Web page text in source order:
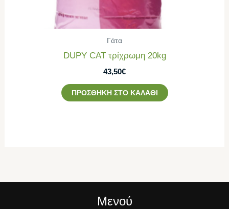
Γάτα
DUPY CAT τρίχρωμη 20kg
43,50€
ΠΡΟΣΘΉΚΗ ΣΤΟ ΚΑΛΆΘΙ
Μενού